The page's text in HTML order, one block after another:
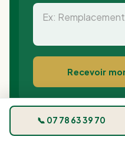
📞 07 78 63 39 70
Recevoir